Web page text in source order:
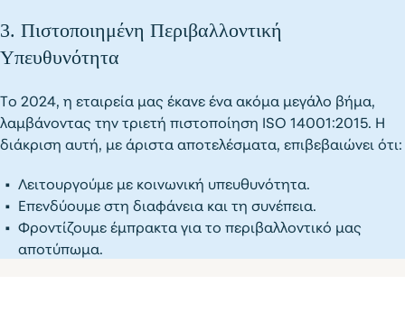
3. Πιστοποιημένη Περιβαλλοντική
Υπευθυνότητα
Το 2024, η εταιρεία μας έκανε ένα ακόμα μεγάλο βήμα,
λαμβάνοντας την τριετή πιστοποίηση ISO 14001:2015. Η
διάκριση αυτή, με άριστα αποτελέσματα, επιβεβαιώνει ότι:
Λειτουργούμε με κοινωνική υπευθυνότητα.
Επενδύουμε στη διαφάνεια και τη συνέπεια.
Φροντίζουμε έμπρακτα για το περιβαλλοντικό μας
αποτύπωμα.